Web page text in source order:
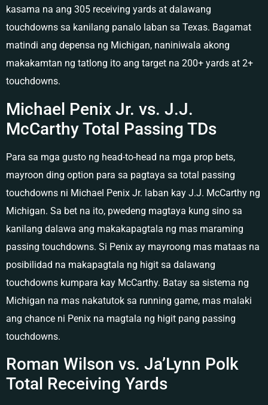
kasama na ang 305 receiving yards at dalawang
touchdowns sa kanilang panalo laban sa Texas. Bagamat
matindi ang depensa ng Michigan, naniniwala akong
makakamtan ng tatlong ito ang target na 200+ yards at 2+
touchdowns.
Michael Penix Jr. vs. J.J.
McCarthy Total Passing TDs
Para sa mga gusto ng head-to-head na mga prop bets,
mayroon ding option para sa pagtaya sa total passing
touchdowns ni Michael Penix Jr. laban kay J.J. McCarthy ng
Michigan. Sa bet na ito, pwedeng magtaya kung sino sa
kanilang dalawa ang makakapagtala ng mas maraming
passing touchdowns. Si Penix ay mayroong mas mataas na
posibilidad na makapagtala ng higit sa dalawang
touchdowns kumpara kay McCarthy. Batay sa sistema ng
Michigan na mas nakatutok sa running game, mas malaki
ang chance ni Penix na magtala ng higit pang passing
touchdowns.
Roman Wilson vs. Ja’Lynn Polk
Total Receiving Yards